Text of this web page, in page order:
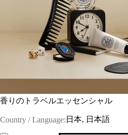
香りのトラベルエッセンシャル
Country / Language: 日本, 日本語